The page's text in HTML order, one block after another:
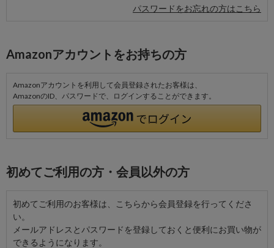
パスワードをお忘れの方はこちら
Amazonアカウントをお持ちの方
Amazonアカウントを利用して会員登録されたお客様は、
AmazonのID、パスワードで、ログインすることができます。
初めてご利用の方・会員以外の方
初めてご利用のお客様は、こちらから会員登録を行ってくださ
い。
メールアドレスとパスワードを登録しておくと便利にお買い物が
できるようになります。